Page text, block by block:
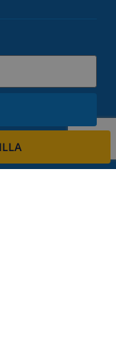
restez informé